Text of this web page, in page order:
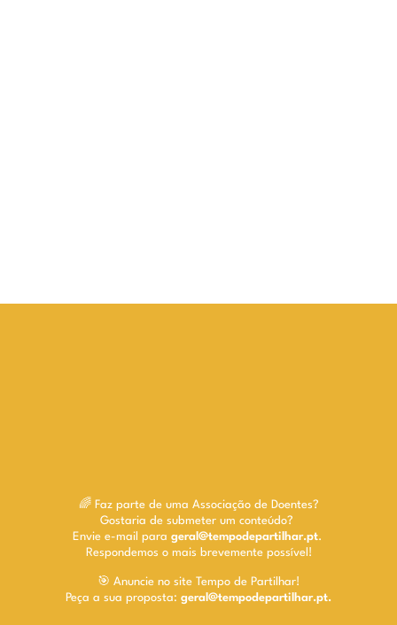
🌈 Faz parte de uma Associação de Doentes?
Gostaria de submeter um conteúdo?
Envie e-mail para geral@tempodepartilhar.pt.
Respondemos o mais brevemente possível!
🎯 Anuncie no site Tempo de Partilhar!
Peça a sua proposta: geral@tempodepartilhar.pt.